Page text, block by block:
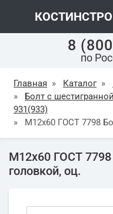
8
по
Главная » Каталог »
»
Болт с
931(933)
»
М12х60 ГОСТ 7798
М12х60 ГОСТ 7798
головкой, оц.